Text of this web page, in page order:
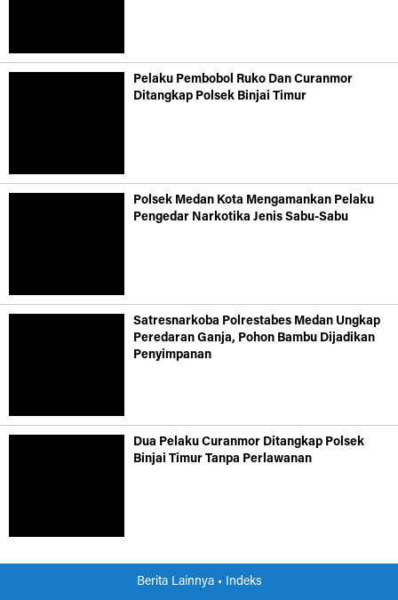
Pelaku Pembobol Ruko Dan Curanmor
Ditangkap Polsek Binjai Timur
Polsek Medan Kota Mengamankan Pelaku
Pengedar Narkotika Jenis Sabu-Sabu
Satresnarkoba Polrestabes Medan Ungkap
Peredaran Ganja, Pohon Bambu Dijadikan
Penyimpanan
Dua Pelaku Curanmor Ditangkap Polsek
Binjai Timur Tanpa Perlawanan
Berita Lainnya • Indeks